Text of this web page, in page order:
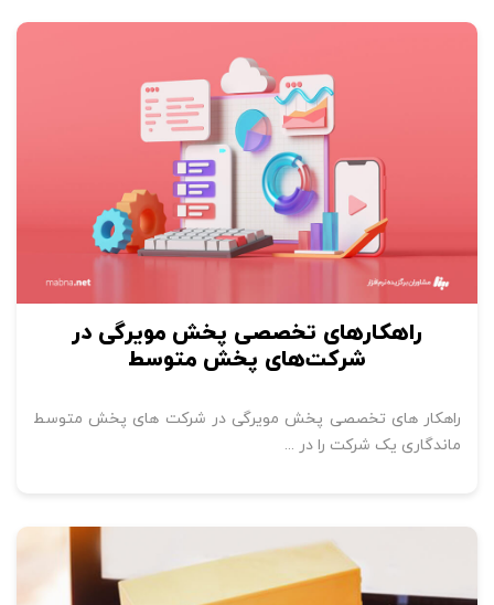
راهکارهای تخصصی پخش مویرگی در
شرکت‌های پخش متوسط
راهکار های تخصصی پخش مویرگی در شرکت های پخش متوسط
ماندگاری یک شرکت را در ...